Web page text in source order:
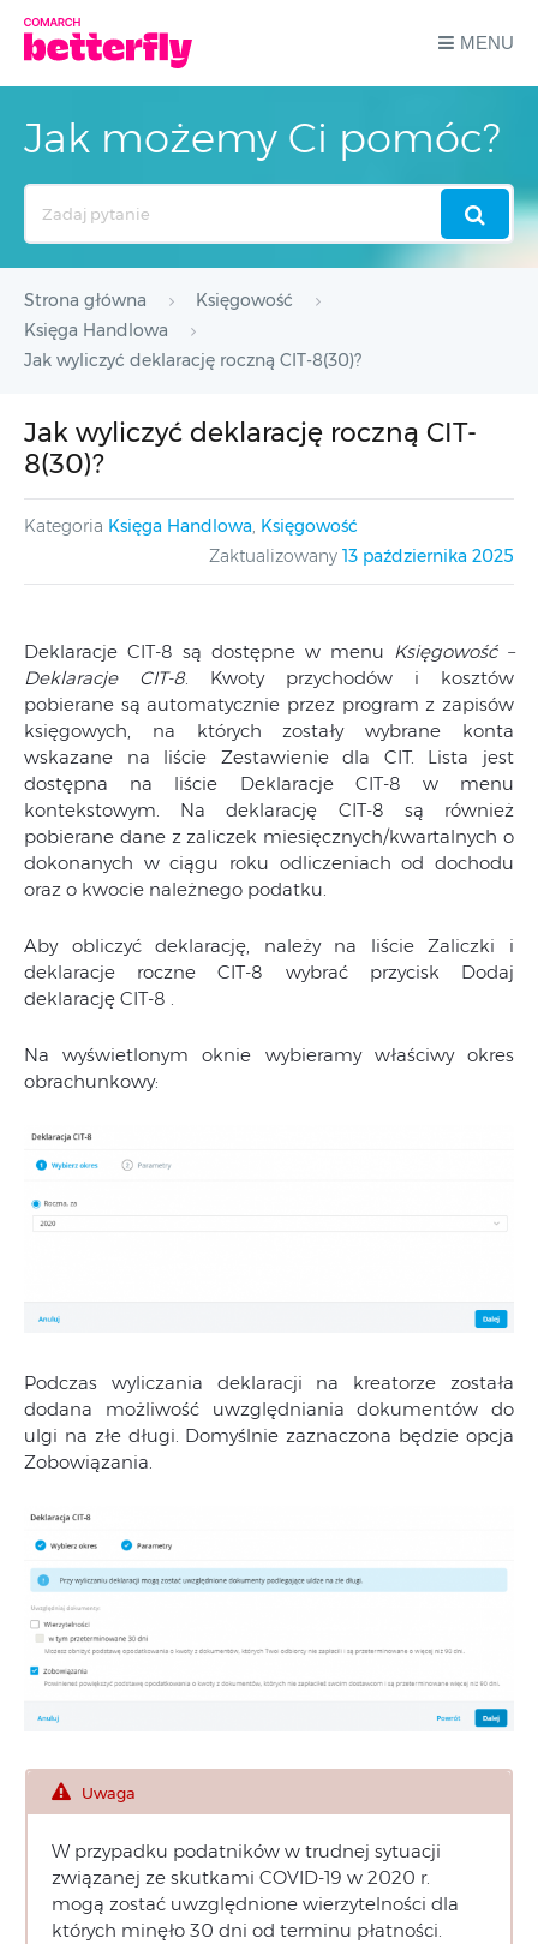
MENU
Jak możemy Ci pomóc?
Strona główna
Księgowość
Księga Handlowa
Jak wyliczyć deklarację roczną CIT-8(30)?
Jak wyliczyć deklarację roczną CIT-
8(30)?
Kategoria Księga Handlowa, Księgowość
Zaktualizowany 13 października 2025
Deklaracje CIT-8 są dostępne w menu Księgowość –
Deklaracje CIT-8. Kwoty przychodów i kosztów
pobierane są automatycznie przez program z zapisów
księgowych, na których zostały wybrane konta
wskazane na liście Zestawienie dla CIT. Lista jest
dostępna na liście Deklaracje CIT-8 w menu
kontekstowym. Na deklarację CIT-8 są również
pobierane dane z zaliczek miesięcznych/kwartalnych o
dokonanych w ciągu roku odliczeniach od dochodu
oraz o kwocie należnego podatku.
Aby obliczyć deklarację, należy na liście Zaliczki i
deklaracje roczne CIT-8 wybrać przycisk Dodaj
deklarację CIT-8 .
Na wyświetlonym oknie wybieramy właściwy okres
obrachunkowy:
Podczas wyliczania deklaracji na kreatorze została
dodana możliwość uwzględniania dokumentów do
ulgi na złe długi. Domyślnie zaznaczona będzie opcja
Zobowiązania.
Uwaga
W przypadku podatników w trudnej sytuacji
związanej ze skutkami COVID-19 w 2020 r.
mogą zostać uwzględnione wierzytelności dla
których minęło 30 dni od terminu płatności.